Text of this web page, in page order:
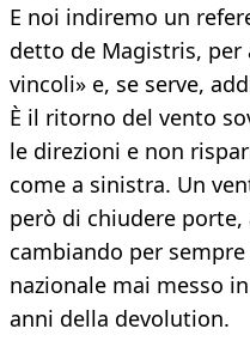
E noi indiremo un
detto de Magistris, per
vincoli» e, se serve,
È il ritorno del vento
le direzioni e non
come a sinistra. Un
però di chiudere porte,
cambiando per
nazionale mai messo
anni della devolution.